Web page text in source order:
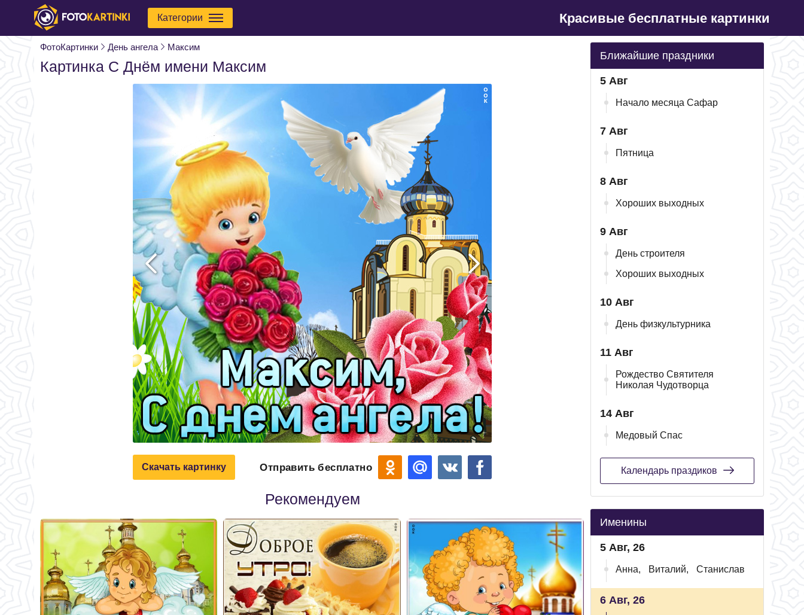
Категории Красивые бесплатные картинки
ФотоКартинки День ангела Максим
Картинка С Днём имени Максим
Скачать картинку Отправить бесплатно
Рекомендуем
Ближайшие праздники
5 Авг
Начало месяца Сафар
7 Авг
Пятница
8 Авг
Хороших выходных
9 Авг
День строителя
Хороших выходных
10 Авг
День физкультурника
11 Авг
Рождество Святителя
Николая Чудотворца
14 Авг
Медовый Спас
Календарь праздиков
Именины
5 Авг, 26
Анна, Виталий, Станислав
6 Авг, 26